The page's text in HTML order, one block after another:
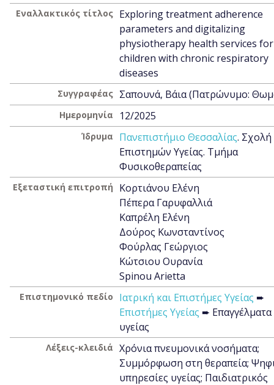
Εναλλακτικός τίτλος Exploring treatment adherence
parameters and digitalizing
physiotherapy health services for
children with chronic respiratory
diseases
Συγγραφέας Σαπουνά, Βάια (Πατρώνυμο:
Ημερομηνία 12/2025
Ίδρυμα Πανεπιστήμιο Θεσσαλίας. Σχολή
Επιστημών Υγείας. Τμήμα
Φυσικοθεραπείας
Εξεταστική επιτροπή
Κορτιάνου Ελένη
Πέπερα Γαρυφαλλιά
Καπρέλη Ελένη
Δούρος Κωνσταντίνος
Φούρλας Γεώργιος
Κώτσιου Ουρανία
Spinou Arietta
Επιστημονικό πεδίο Ιατρική και Επιστήμες Υγείας ➨
Επιστήμες Υγείας ➨ Επαγγέλματα
υγείας
Λέξεις-κλειδιά Χρόνια πνευμονικά νοσήματα;
Συμμόρφωση στη θεραπεία;
υπηρεσίες υγείας; Παιδιατρικός